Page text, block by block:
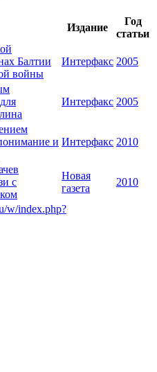
Издание
Год
статьи
Балтии
войны
Интерфакс 2005
Интерфакс 2005
и Интерфакс 2010
с
Новая
газета
2010
w/index.php?